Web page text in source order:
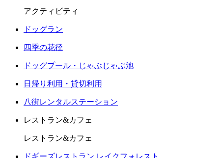
アクティビティ
ドッグラン
四季の花径
ドッグプール・じゃぶじゃぶ池
日帰り利用・貸切利用
八街レンタルステーション
レストラン&カフェ
レストラン&カフェ
ドギーズレストラン レイクフォレスト